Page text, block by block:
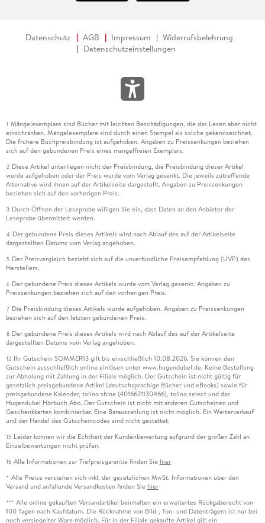
Datenschutz AGB Impressum
Widerrufsbelehrung
Datenschutzeinstellungen
1 Mängelexemplare sind Bücher mit leichten Beschädigungen, die das Lesen aber nicht
einschränken. Mängelexemplare sind durch einen Stempel als solche gekennzeichnet.
Die frühere Buchpreisbindung ist aufgehoben. Angaben zu Preissenkungen beziehen
sich auf den gebundenen Preis eines mangelfreien Exemplars.
2 Diese Artikel unterliegen nicht der Preisbindung, die Preisbindung dieser Artikel
wurde aufgehoben oder der Preis wurde vom Verlag gesenkt. Die jeweils zutreffende
Alternative wird Ihnen auf der Artikelseite dargestellt. Angaben zu Preissenkungen
beziehen sich auf den vorherigen Preis.
3 Durch Öffnen der Leseprobe willigen Sie ein, dass Daten an den Anbieter der
Leseprobe übermittelt werden.
4 Der gebundene Preis dieses Artikels wird nach Ablauf des auf der Artikelseite
dargestellten Datums vom Verlag angehoben.
5 Der Preisvergleich bezieht sich auf die unverbindliche Preisempfehlung (UVP) des
Herstellers.
6 Der gebundene Preis dieses Artikels wurde vom Verlag gesenkt. Angaben zu
Preissenkungen beziehen sich auf den vorherigen Preis.
7 Die Preisbindung dieses Artikels wurde aufgehoben. Angaben zu Preissenkungen
beziehen sich auf den letzten gebundenen Preis.
8 Der gebundene Preis dieses Artikels wird nach Ablauf des auf der Artikelseite
dargestellten Datums vom Verlag angehoben.
12 Ihr Gutschein SOMMER13 gilt bis einschließlich 10.08.2026. Sie können den
Gutschein ausschließlich online einlösen unter www.hugendubel.de. Keine Bestellung
zur Abholung mit Zahlung in der Filiale möglich. Der Gutschein ist nicht gültig für
gesetzlich preisgebundene Artikel (deutschsprachige Bücher und eBooks) sowie für
preisgebundene Kalender, tolino shine (4016621130466), tolino select und das
Hugendubel Hörbuch Abo. Der Gutschein ist nicht mit anderen Gutscheinen und
Geschenkkarten kombinierbar. Eine Barauszahlung ist nicht möglich. Ein Weiterverkauf
und der Handel des Gutscheincodes sind nicht gestattet.
15 Leider können wir die Echtheit der Kundenbewertung aufgrund der großen Zahl an
Einzelbewertungen nicht prüfen.
16 Alle Informationen zur Tiefpreisgarantie finden Sie hier
* Alle Preise verstehen sich inkl. der gesetzlichen MwSt. Informationen über den
Versand und anfallende Versandkosten finden Sie hier
*** Alle online gekauften Versandartikel beinhalten ein erweitertes Rückgaberecht von
100 Tagen nach Kaufdatum. Die Rücknahme von Bild-, Ton- und Datenträgern ist nur bei
noch versiegelter Ware möglich. Für in der Filiale gekaufte Artikel gilt ein